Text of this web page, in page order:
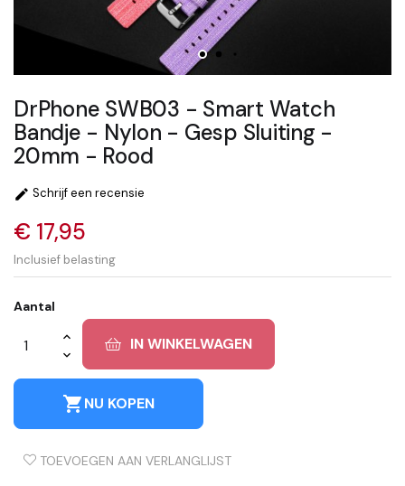
DrPhone SWB03 - Smart Watch
Bandje - Nylon - Gesp Sluiting -
20mm - Rood
 Schrijf een recensie
€ 17,95
Inclusief belasting
Aantal
IN WINKELWAGEN
shopping_cartNU KOPEN
TOEVOEGEN AAN VERLANGLIJST